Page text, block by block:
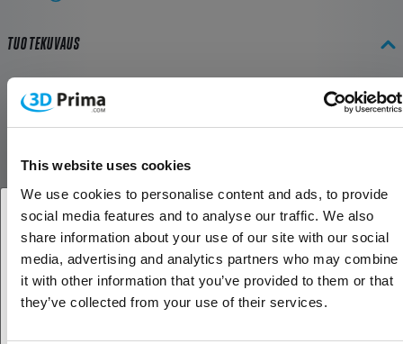
This website uses cookies
We use cookies to personalise content and ads, to provide
social media features and to analyse our traffic. We also
share information about your use of our site with our social
media, advertising and analytics partners who may combine
it with other information that you’ve provided to them or that
they’ve collected from your use of their services.
TUOTEKUVAUS
Suutin FlowTech Hotendille
FlowTech-suutin on suunniteltu vuotamattomaksi, ja se tarjoaa
FlowTech-suunnittelu integroi lämpöputken saumattomasti
suuttimeen, mikä ratkaisee tehokkaasti tavanomaisten
kuumennusputkien yleisimmät haasteet: suuttimen vuodot ja
suuttimen vaihtamiseen liittyvät hankaluudet.
Sopii:
Micro Swiss FlowTech™ Hotend Creality K1 / K1 Max -
Oletko yritys- vai yksityisasiakas?
Yritysasiakas